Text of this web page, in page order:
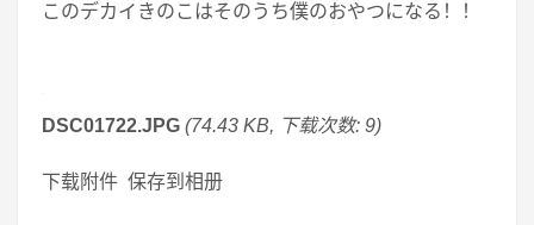
このデカイきのこはそのうち僕のおやつになる！！
DSC01722.JPG (74.43 KB, 下载次数: 9)
下载附件 保存到相册